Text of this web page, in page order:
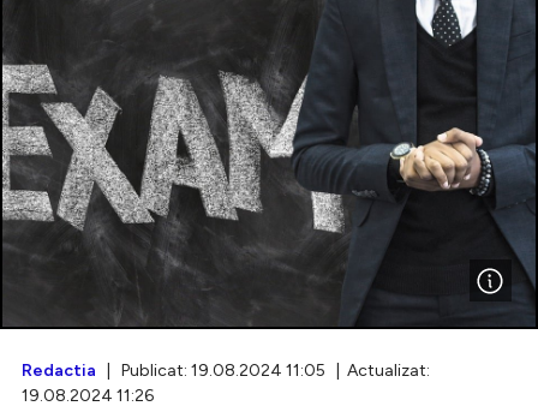
Creează cont
Redactia | Publicat: 19.08.2024 11:05 | Actualizat:
19.08.2024 11:26